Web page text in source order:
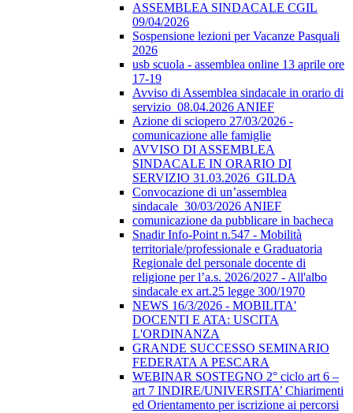
ASSEMBLEA SINDACALE CGIL
09/04/2026
Sospensione lezioni per Vacanze Pasquali
2026
usb scuola - assemblea online 13 aprile ore
17-19
Avviso di Assemblea sindacale in orario di
servizio_08.04.2026 ANIEF
Azione di sciopero 27/03/2026 -
comunicazione alle famiglie
AVVISO DI ASSEMBLEA
SINDACALE IN ORARIO DI
SERVIZIO 31.03.2026_GILDA
Convocazione di un’assemblea
sindacale_30/03/2026 ANIEF
comunicazione da pubblicare in bacheca
Snadir Info-Point n.547 - Mobilità
territoriale/professionale e Graduatoria
Regionale del personale docente di
religione per l’a.s. 2026/2027 - All'albo
sindacale ex art.25 legge 300/1970
NEWS 16/3/2026 - MOBILITA'
DOCENTI E ATA: USCITA
L'ORDINANZA
GRANDE SUCCESSO SEMINARIO
FEDERATA A PESCARA
WEBINAR SOSTEGNO 2° ciclo art 6 –
art 7 INDIRE/UNIVERSITA’ Chiarimenti
ed Orientamento per iscrizione ai percorsi